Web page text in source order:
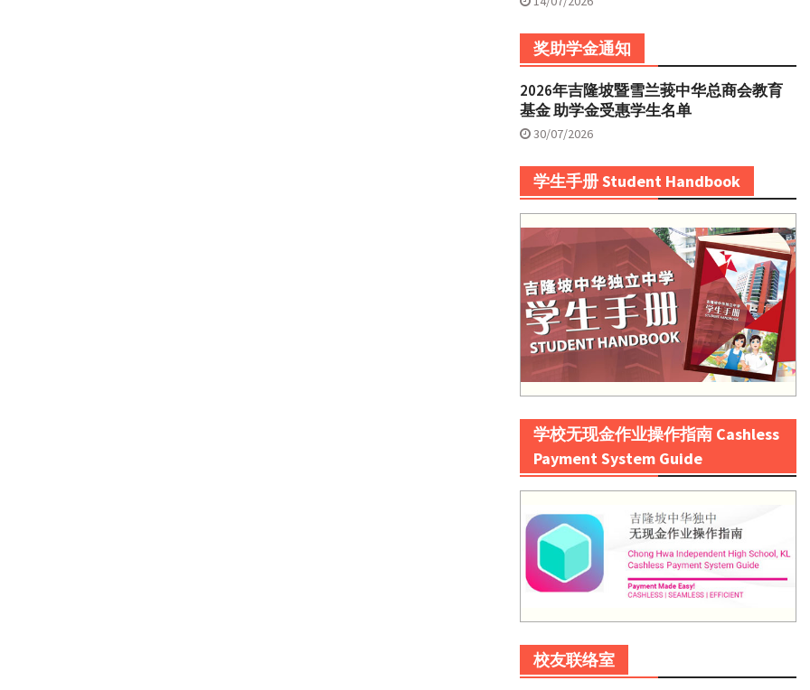
奖助学金通知
2026年吉隆坡暨雪兰莪中华总商会教育
基金 助学金受惠学生名单
30/07/2026
学生手册 Student Handbook
学校无现金作业操作指南 Cashless
Payment System Guide
校友联络室